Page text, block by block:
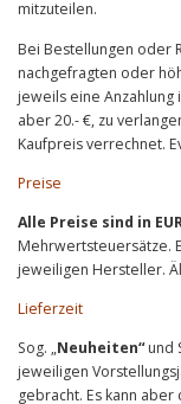
mitzuteilen.
Bei Bestellungen oder
nachgefragten oder
jeweils eine Anzahlung
aber 20.- €, zu
Kaufpreis verrechnet.
Preise
Alle Preise sind in
Mehrwertsteuersätze.
jeweiligen Hersteller.
Lieferzeit
Sog. „Neuheiten“und
jeweiligen
gebracht. Es kann